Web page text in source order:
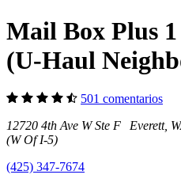
Mail Box Plus
(U-Haul
501 comentarios
12720 4th Ave W Ste F Everett,
(W Of I-5)
(425) 347-7674